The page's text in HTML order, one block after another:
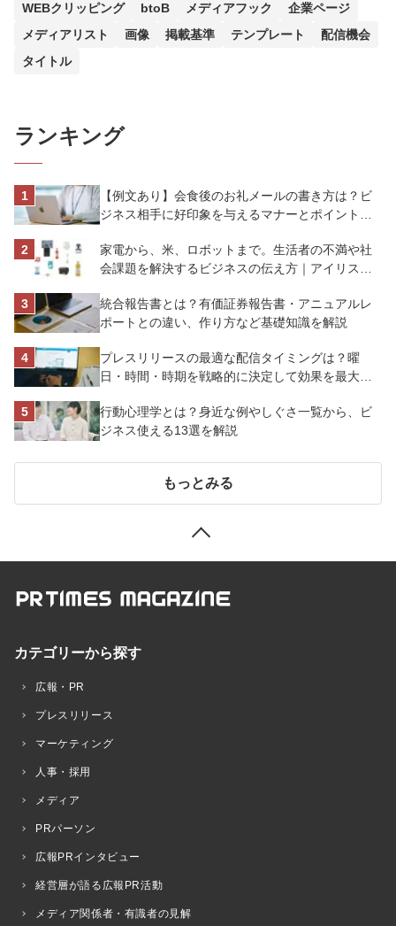
WEBクリッピング btoB メディアフック
企業ページ
メディアリスト
画像 掲載基準 テンプレート
配信機会
タイトル
ランキング
【例文あり】会食後のお礼メールの書き方は？ビ
ジネス相手に好印象を与えるマナーとポイントを
家電から、米、ロボットまで。生活者の不満や社
会課題を解決するビジネスの伝え方｜アイリスオ
統合報告書とは？有価証券報告書・アニュアルレ
ポートとの違い、作り方など基礎知識を解説
プレスリリースの最適な配信タイミングは？曜
日・時間・時期を戦略的に決定して効果を最大化
行動心理学とは？身近な例やしぐさ一覧から、ビ
ジネス使える13選を解説
もっとみる
カテゴリーから探す
広報・PR
プレスリリース
マーケティング
人事・採用
メディア
PRパーソン
広報PRインタビュー
経営層が語る広報PR活動
メディア関係者・有識者の見解